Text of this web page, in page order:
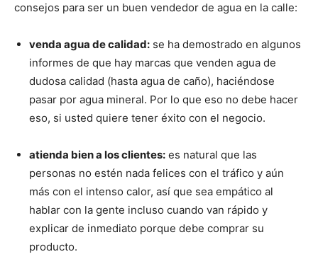
consejos para ser un buen vendedor de agua en la calle:
venda agua de calidad: se ha demostrado en algunos
informes de que hay marcas que venden agua de
dudosa calidad (hasta agua de caño), haciéndose
pasar por agua mineral. Por lo que eso no debe hacer
eso, si usted quiere tener éxito con el negocio.
atienda bien a los clientes: es natural que las
personas no estén nada felices con el tráfico y aún
más con el intenso calor, así que sea empático al
hablar con la gente incluso cuando van rápido y
explicar de inmediato porque debe comprar su
producto.